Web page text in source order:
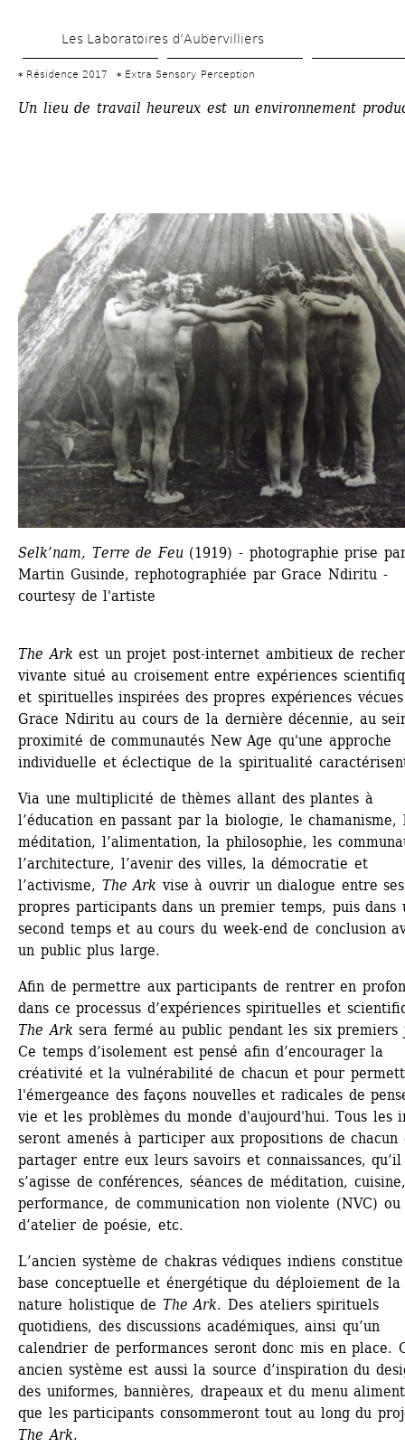
au
contenu
principal
Les Laboratoires d’Aubervilliers
Résidence 2017 Extra Sensory Perception
Un lieu de travail heureux est un environnement
Selk’nam, Terre de Feu(1919) - photographie prise
Martin Gusinde, rephotographiée par Grace Ndiritu -
courtesy de l'artiste
The Ark est un projet post-internet ambitieux de
vivante situé au croisement entre expériences
et spirituelles inspirées des propres expériences
Grace Ndiritu au cours de la dernière décennie, au
proximité de communautés New Age qu'une approche
individuelle et éclectique de la spiritualité
Via une multiplicité de thèmes allant des plantes à
l’éducation en passant par la biologie, le chamanisme,
méditation, l’alimentation, la philosophie, les
l’architecture, l’avenir des villes, la démocratie et
l’activisme, The Ark vise à ouvrir un dialogue entre ses
propres participants dans un premier temps, puis dans
second temps et au cours du week-end de conclusion
un public plus large.
Afin de permettre aux participants de rentrer en
dans ce processus d’expériences spirituelles et
The Ark sera fermé au public pendant les six premiers
Ce temps d’isolement est pensé afin d’encourager la
créativité et la vulnérabilité de chacun et pour
l'émergeance des façons nouvelles et radicales de
vie et les problèmes du monde d'aujourd'hui. Tous les
seront amenés à participer aux propositions de chacun
partager entre eux leurs savoirs et connaissances, qu’il
s’agisse de conférences, séances de méditation, cuisine,
performance, de communication non violente (NVC) ou
d’atelier de poésie, etc.
L’ancien système de chakras védiques indiens
base conceptuelle et énergétique du déploiement de la
nature holistique de The Ark. Des ateliers spirituels
quotidiens, des discussions académiques, ainsi qu’un
calendrier de performances seront donc mis en place.
ancien système est aussi la source d’inspiration du
des uniformes, bannières, drapeaux et du menu
que les participants consommeront tout au long du
The Ark.